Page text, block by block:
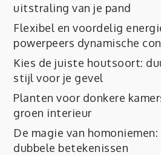
uitstraling van je pand
Flexibel en voordelig
powerpeers dynamische
Kies de juiste houtsoort:
stijl voor je gevel
Planten voor donkere
groen interieur
De magie van
dubbele betekenissen